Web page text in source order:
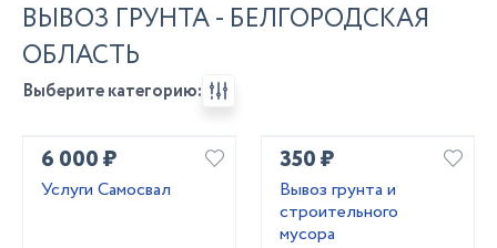
ВЫВОЗ ГРУНТА - БЕЛГОРОДСКАЯ
ОБЛАСТЬ
Выберите категорию:
6 000 ₽
Услуги Самосвал
350 ₽
Вывоз грунта и
строительного
мусора